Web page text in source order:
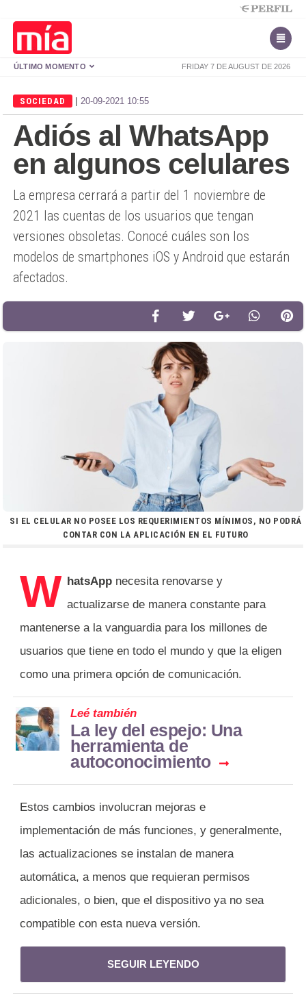
FRIDAY 7 DE AUGUST DE 2026
ÚLTIMO MOMENTO
SOCIEDAD | 20-09-2021 10:55
Adiós al WhatsApp
en algunos celulares
La empresa cerrará a partir del 1 noviembre de
2021 las cuentas de los usuarios que tengan
versiones obsoletas. Conocé cuáles son los
modelos de smartphones iOS y Android que estarán
afectados.
SI EL CELULAR NO POSEE LOS REQUERIMIENTOS MÍNIMOS, NO PODRÁ
CONTAR CON LA APLICACIÓN EN EL FUTURO
W hatsApp necesita renovarse y
actualizarse de manera constante para
mantenerse a la vanguardia para los millones de
usuarios que tiene en todo el mundo y que la eligen
como una primera opción de comunicación.
Leé también
La ley del espejo: Una
herramienta de
autoconocimiento
Estos cambios involucran mejoras e
implementación de más funciones, y generalmente,
las actualizaciones se instalan de manera
automática, a menos que requieran permisos
adicionales, o bien, que el dispositivo ya no sea
compatible con esta nueva versión.
SEGUIR LEYENDO